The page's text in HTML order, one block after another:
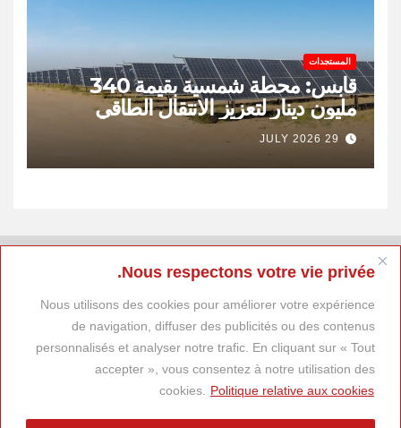
Nous respectons votre vie privée.
Nous utilisons des cookies pour améliorer votre expérience
de navigation, diffuser des publicités ou des contenus
personnalisés et analyser notre trafic. En cliquant sur « Tout
accepter », vous consentez à notre utilisation des
cookies.
Politique relative aux cookies
المستجدات
قابس: محطة شمسية بقيمة 340
مليون دينار لتعزيز الانتقال الطاقي
وخلق 400 موطن شغل
29 JULY 2026